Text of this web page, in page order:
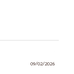
09/02/2026